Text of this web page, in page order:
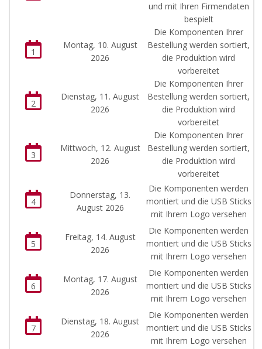
und mit Ihren Firmendaten
bespielt
1
Montag, 10. August
2026
Die Komponenten Ihrer
Bestellung werden sortiert,
die Produktion wird
vorbereitet
2
Dienstag, 11. August
2026
Die Komponenten Ihrer
Bestellung werden sortiert,
die Produktion wird
vorbereitet
3
Mittwoch, 12. August
2026
Die Komponenten Ihrer
Bestellung werden sortiert,
die Produktion wird
vorbereitet
4
Donnerstag, 13.
August 2026
Die Komponenten werden
montiert und die USB Sticks
mit Ihrem Logo versehen
5
Freitag, 14. August
2026
Die Komponenten werden
montiert und die USB Sticks
mit Ihrem Logo versehen
6
Montag, 17. August
2026
Die Komponenten werden
montiert und die USB Sticks
mit Ihrem Logo versehen
7
Dienstag, 18. August
2026
Die Komponenten werden
montiert und die USB Sticks
mit Ihrem Logo versehen